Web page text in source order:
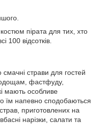
пірата для тих, хто
100 відсотків.
страви для гостей
фастфуду,
мають особливе
їм напевно сподобаються
приготовлених на
нарізки, салати та